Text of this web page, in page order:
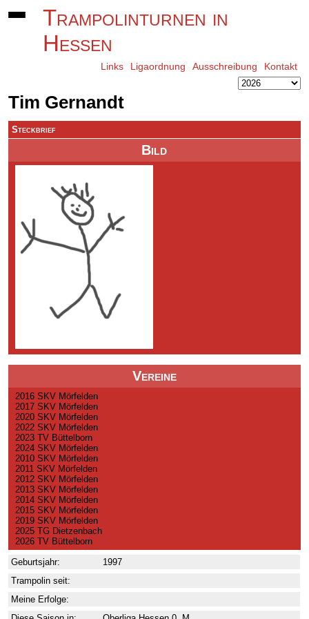
Trampolinturnen in
Hessen
Links Ligaordnung Ausschreibung Kontakt
Tim Gernandt
Bild
Vereine
2016 SKV Mörfelden
2017 SKV Mörfelden
2020 SKV Mörfelden
2022 SKV Mörfelden
2023 TV Büttelborn
2024 SKV Mörfelden
2010 SKV Mörfelden
2011 SKV Mörfelden
2012 SKV Mörfelden
2013 SKV Mörfelden
2014 SKV Mörfelden
2015 SKV Mörfelden
2019 SKV Mörfelden
2025 TG Dietzenbach
2026 TV Büttelborn
Steckbrief
Geburtsjahr:
1997
Trampolin seit:
Meine Erfolge: